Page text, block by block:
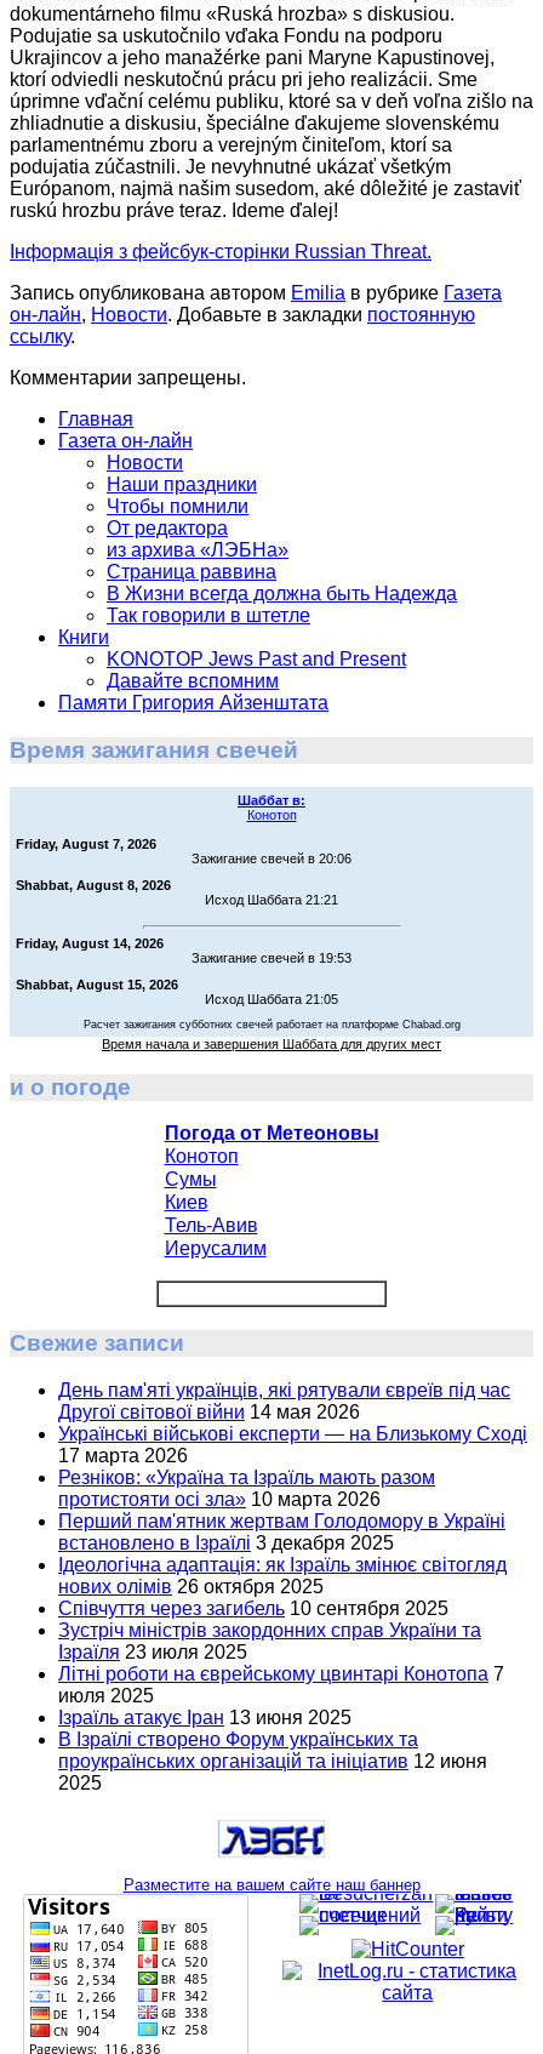
dokumentárneho filmu «Ruská hrozba» s diskusiou.
Podujatie sa uskutočnilo vďaka Fondu na podporu
Ukrajincov a jeho manažérke pani Maryne Kapustinovej,
ktorí odviedli neskutočnú prácu pri jeho realizácii. Sme
úprimne vďační celému publiku, ktoré sa v deň voľna zišlo na
zhliadnutie a diskusiu, špeciálne ďakujeme slovenskému
parlamentnému zboru a verejným činiteľom, ktorí sa
podujatia zúčastnili. Je nevyhnutné ukázať všetkým
Európanom, najmä našim susedom, aké dôležité je zastaviť
ruskú hrozbu práve teraz. Ideme ďalej!
Інформація з фейсбук-сторінки Russian Threat.
Запись опубликована автором Emilia в рубрике Газета
он-лайн, Новости. Добавьте в закладки постоянную
ссылку.
Комментарии запрещены.
Главная
Газета он-лайн
Новости
Наши праздники
Чтобы помнили
От редактора
из архива «ЛЭБНа»
Страница раввина
В Жизни всегда должна быть Надежда
Так говорили в штетле
Книги
KONOTOP Jews Past and Present
Давайте вспомним
Памяти Григория Айзенштата
Время зажигания свечей
Шаббат в:
Конотоп
Friday, August 7, 2026
Зажигание свечей в 20:06
Shabbat, August 8, 2026
Исход Шаббата 21:21
Friday, August 14, 2026
Зажигание свечей в 19:53
Shabbat, August 15, 2026
Исход Шаббата 21:05
Расчет зажигания субботних свечей работает на платформе Chabad.org
Время начала и завершения Шаббата для других мест
и о погоде
Погода от Метеоновы
Конотоп
Сумы
Киев
Тель-Авив
Иерусалим
Свежие записи
День пам'яті українців, які рятували євреїв під час
Другої світової війни 14 мая 2026
Українські військові експерти — на Близькому Сході
17 марта 2026
Резніков: «Україна та Ізраїль мають разом
протистояти осі зла» 10 марта 2026
Перший пам'ятник жертвам Голодомору в Україні
встановлено в Ізраїлі 3 декабря 2025
Ідеологічна адаптація: як Ізраїль змінює світогляд
нових олімів 26 октября 2025
Співчуття через загибель 10 сентября 2025
Зустріч міністрів закордонних справ України та
Ізраїля 23 июля 2025
Літні роботи на єврейському цвинтарі Конотопа 7
июля 2025
Ізраїль атакує Іран 13 июня 2025
В Ізраїлі створено Форум українських та
проукраїнських організацій та ініціатив 12 июня
2025
Разместите на вашем сайте наш баннер